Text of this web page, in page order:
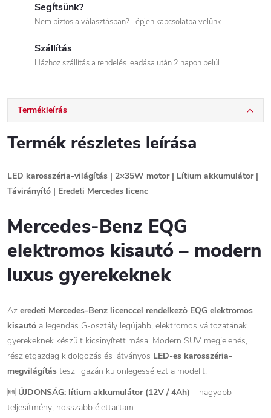
Segítsünk?
Nem biztos a választásban? Lépjen kapcsolatba velünk.
Szállítás
Házhoz szállítás a rendelés leadása után 2 napon belül.
Termékleírás
Termék részletes leírása
LED karosszéria-világítás | 2×35W motor | Lítium akkumulátor |
Távirányító | Eredeti Mercedes licenc
Mercedes-Benz EQG
elektromos kisautó – modern
luxus gyerekeknek
Az eredeti Mercedes-Benz licenccel rendelkező EQG elektromos
kisautó a legendás G-osztály legújabb, elektromos változatának
gyerekeknek készült kicsinyített mása. Modern SUV megjelenés,
részletgazdag kidolgozás és látványos LED-es karosszéria-
megvilágítás teszi igazán különlegessé ezt a modellt.
🆕 ÚJDONSÁG: lítium akkumulátor (12V / 4Ah) – nagyobb
teljesítmény, hosszabb élettartam.